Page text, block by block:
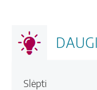
Slėpti